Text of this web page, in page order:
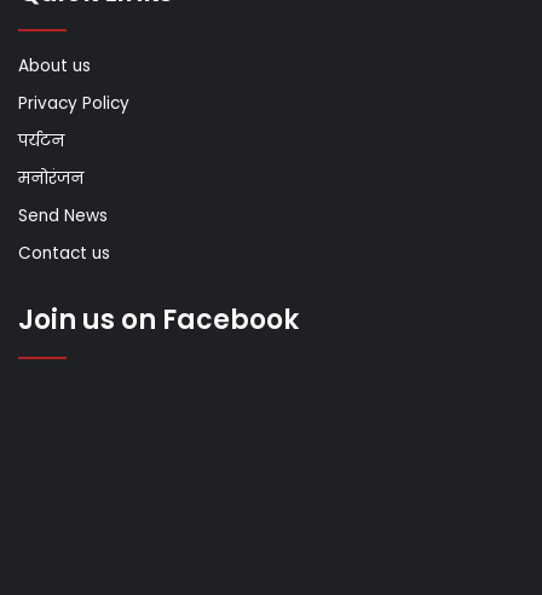
About us
Privacy Policy
पर्यटन
मनोरंजन
Send News
Contact us
Join us on Facebook